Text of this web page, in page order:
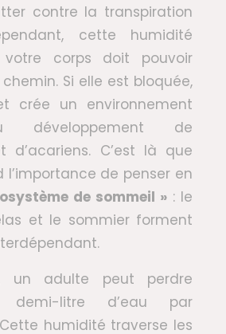
contre la transpiration
cette humidité
corps doit pouvoir
Si elle est bloquée,
crée un environnement
développement de
d’acariens. C’est là que
l’importance de penser en
de sommeil » : le
et le sommier forment
un adulte peut perdre
demi-litre d’eau par
humidité traverse les